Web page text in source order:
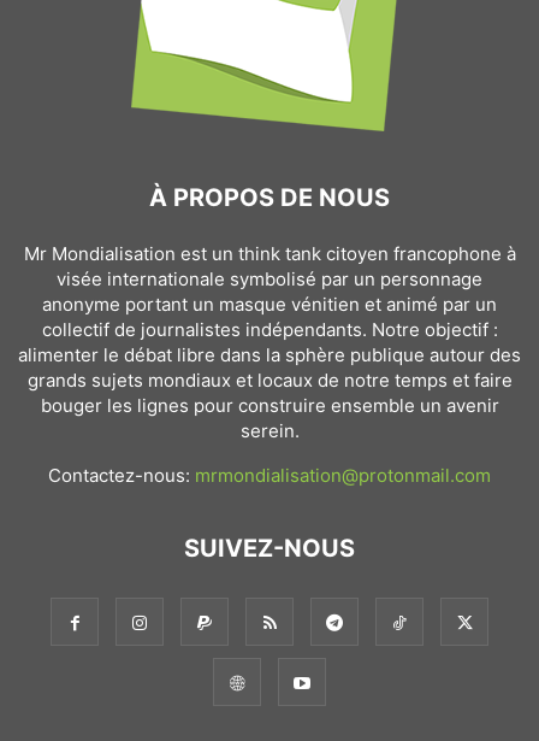
À PROPOS DE NOUS
Mr Mondialisation est un think tank citoyen francophone à
visée internationale symbolisé par un personnage
anonyme portant un masque vénitien et animé par un
collectif de journalistes indépendants. Notre objectif :
alimenter le débat libre dans la sphère publique autour des
grands sujets mondiaux et locaux de notre temps et faire
bouger les lignes pour construire ensemble un avenir
serein.
Contactez-nous: mrmondialisation@protonmail.com
SUIVEZ-NOUS